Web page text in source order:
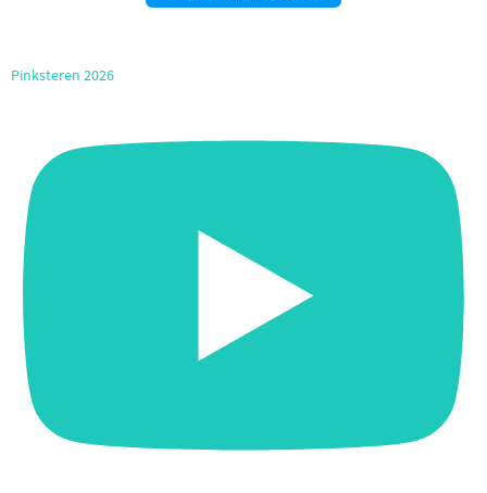
Pinksteren 2026